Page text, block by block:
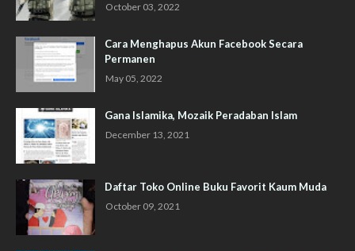
October 03, 2022
Cara Menghapus Akun Facebook Secara
Permanen
May 05, 2022
Gana Islamika, Mozaik Peradaban Islam
December 13, 2021
Daftar Toko Online Buku Favorit Kaum Muda
October 09, 2021